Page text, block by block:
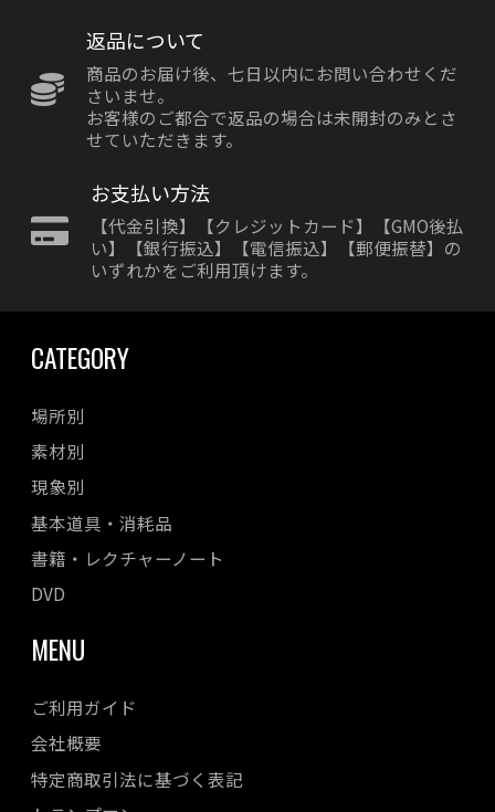
返品について
商品のお届け後、七日以内にお問い合わせくだ
さいませ。
お客様のご都合で返品の場合は未開封のみとさ
せていただきます。
お支払い方法
【代金引換】【クレジットカード】【GMO後払
い】【銀行振込】【電信振込】【郵便振替】の
いずれかをご利用頂けます。
CATEGORY
場所別
素材別
現象別
基本道具・消耗品
書籍・レクチャーノート
DVD
MENU
ご利用ガイド
会社概要
特定商取引法に基づく表記